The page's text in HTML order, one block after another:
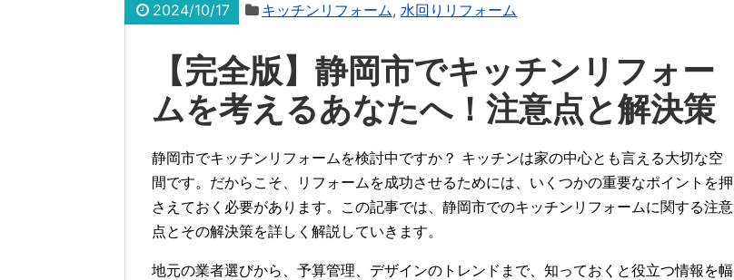
2024/10/17 キッチンリフォーム,水回りリフォーム
【完全版】静岡市でキッチンリフォー
ムを考えるあなたへ！注意点と解決策
静岡市でキッチンリフォームを検討中ですか？ キッチンは家の中心とも言える大切な空
間です。だからこそ、リフォームを成功させるためには、いくつかの重要なポイントを押
さえておく必要があります。この記事では、静岡市でのキッチンリフォームに関する注意
点とその解決策を詳しく解説していきます。
地元の業者選びから、予算管理、デザインのトレンドまで、知っておくと役立つ情報を幅